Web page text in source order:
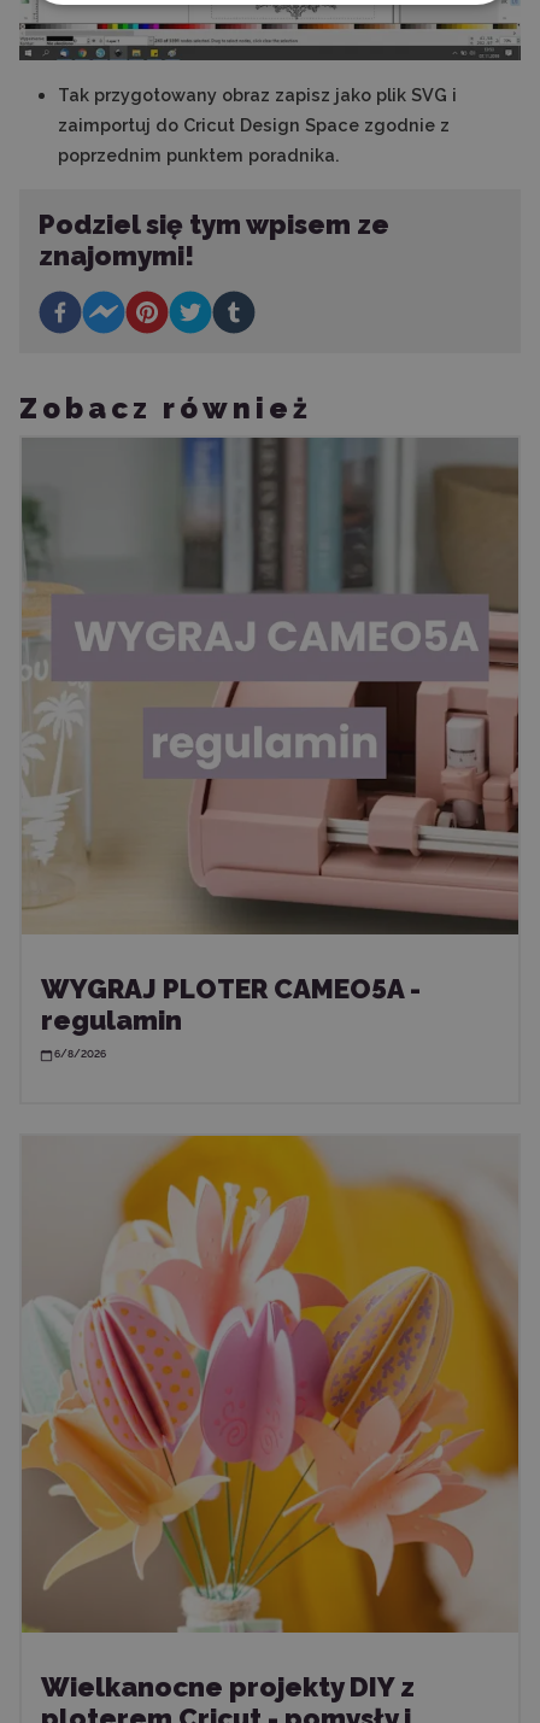
Tak przygotowany obraz zapisz jako plik SVG i
zaimportuj do Cricut Design Space zgodnie z
poprzednim punktem poradnika.
Podziel się tym wpisem ze
znajomymi!
Zobacz również
WYGRAJ PLOTER CAMEO5A -
regulamin
6/8/2026
Wielkanocne projekty DIY z